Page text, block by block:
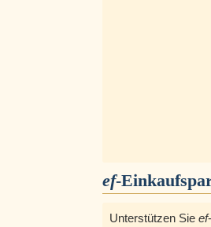
ef-
Unterstützen Sie ef